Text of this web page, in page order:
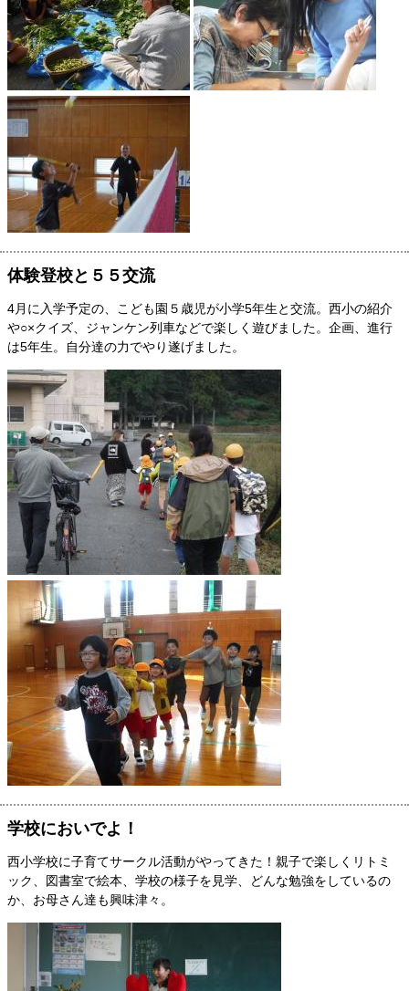
体験登校と５５交流
4月に入学予定の、こども園５歳児が小学5年生と交流。西小の紹介
や○×クイズ、ジャンケン列車などで楽しく遊びました。企画、進行
は5年生。自分達の力でやり遂げました。
学校においでよ！
西小学校に子育てサークル活動がやってきた！親子で楽しくリトミ
ック、図書室で絵本、学校の様子を見学、どんな勉強をしているの
か、お母さん達も興味津々。